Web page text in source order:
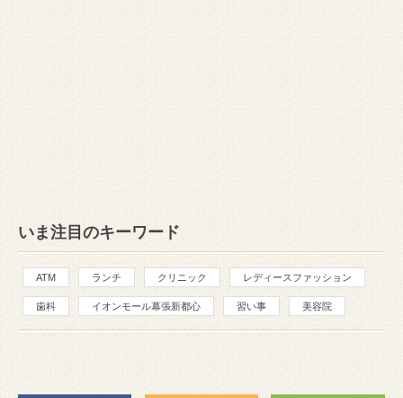
いま注目のキーワード
ATM ランチ クリニック レディースファッション
歯科 イオンモール幕張新都心 習い事 美容院